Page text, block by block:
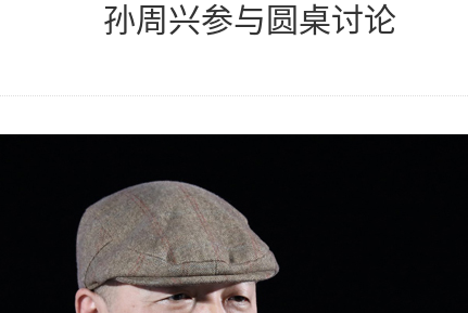
孙周兴参与圆桌讨论